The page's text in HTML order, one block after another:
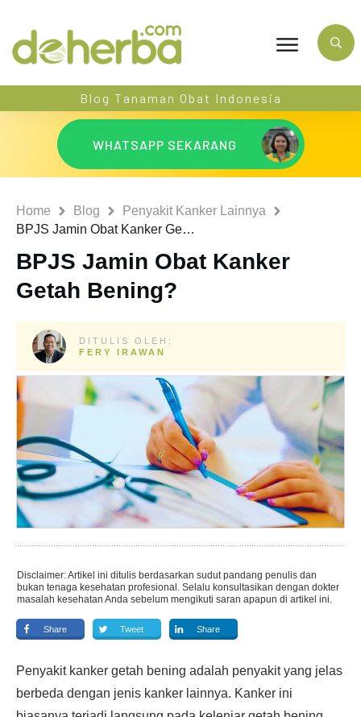
Blog Tanaman Obat Indonesia
WHATSAPP SEKARANG
Home Blog
Penyakit Kanker Lainnya
BPJS Jamin Obat Kanker Getah Bening?
BPJS Jamin Obat Kanker
Getah Bening?
DITULIS OLEH:
FERY IRAWAN
Disclaimer: Artikel ini ditulis berdasarkan sudut pandang penulis dan
bukan tenaga kesehatan profesional. Selalu konsultasikan dengan dokter
masalah kesehatan Anda sebelum mengikuti saran apapun di artikel ini.
Share Tweet Share
Penyakit kanker getah bening adalah penyakit yang jelas
berbeda dengan jenis kanker lainnya. Kanker ini